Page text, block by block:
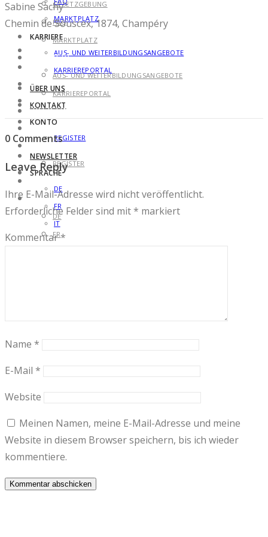
MARKTPLATZ
KARRIERE
AUS- UND WEITERBILDUNGSANGEBOTE
KARRIEREPORTAL
ÜBER UNS
KONTAKT
KONTO
REGISTER
NEWSLETTER
SPRACHE
DE
FR
IT
GESETZGEBUNG
FAQ
MARKTPLATZ
KARRIERE
AUS- UND WEITERBILDUNGSANGEBOTE
KARRIEREPORTAL
ÜBER UNS
KONTAKT
KONTO
REGISTER
SPRACHE
DE
FR
Sabine Sachy
Chemin de Souscex, 1874, Champéry
0 Comments
Leave Reply
Ihre E-Mail-Adresse wird nicht veröffentlicht.
Erforderliche Felder sind mit* markiert
Kommentar*
Name *
E-Mail *
Website
Meinen Namen, meine E-Mail-Adresse und meine
Website in diesem Browser speichern, bis ich wieder
kommentiere.